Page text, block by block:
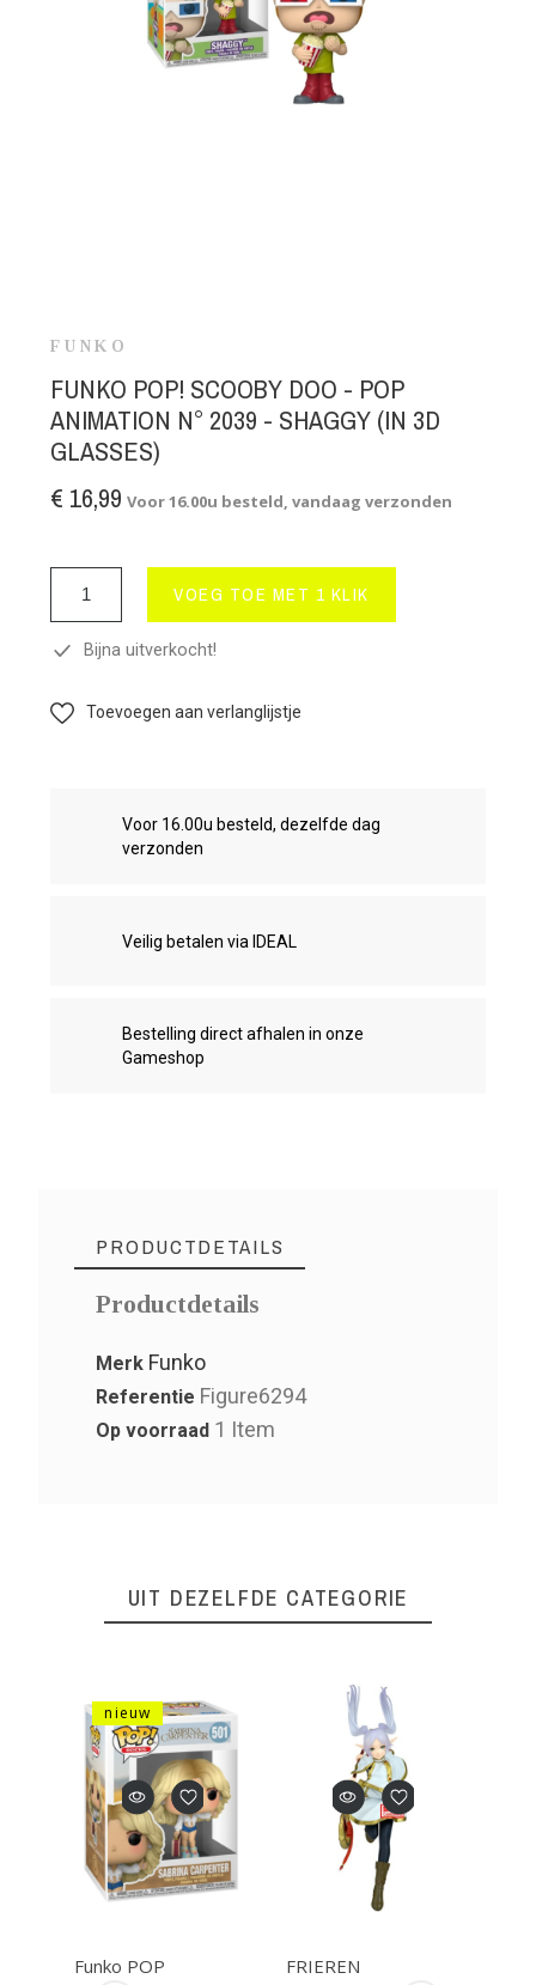
FUNKO
FUNKO POP! SCOOBY DOO - POP
ANIMATION N° 2039 - SHAGGY (IN 3D
GLASSES)
€ 16,99 Voor 16.00u besteld, vandaag verzonden
VOEG TOE MET 1 KLIK
Bijna uitverkocht!
Toevoegen aan verlanglijstje
Voor 16.00u besteld, dezelfde dag
verzonden
Veilig betalen via IDEAL
Bestelling direct afhalen in onze
Gameshop
PRODUCTDETAILS
Productdetails
Merk Funko
Referentie Figure6294
Op voorraad 1 Item
UIT DEZELFDE CATEGORIE
Funko POP
nieuw
FRIEREN